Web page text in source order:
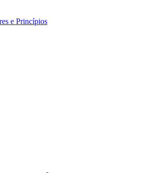
e Princípios